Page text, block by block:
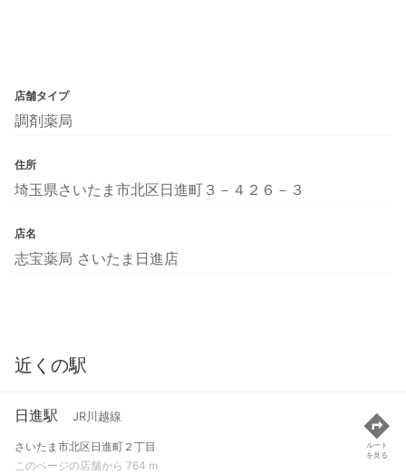
店舗タイプ
調剤薬局
住所
埼玉県さいたま市北区日進町３－４２６－３
店名
志宝薬局 さいたま日進店
近くの駅
日進駅 JR川越線
さいたま市北区日進町２丁目
このページの店舗から 764 m
ルート
を見る